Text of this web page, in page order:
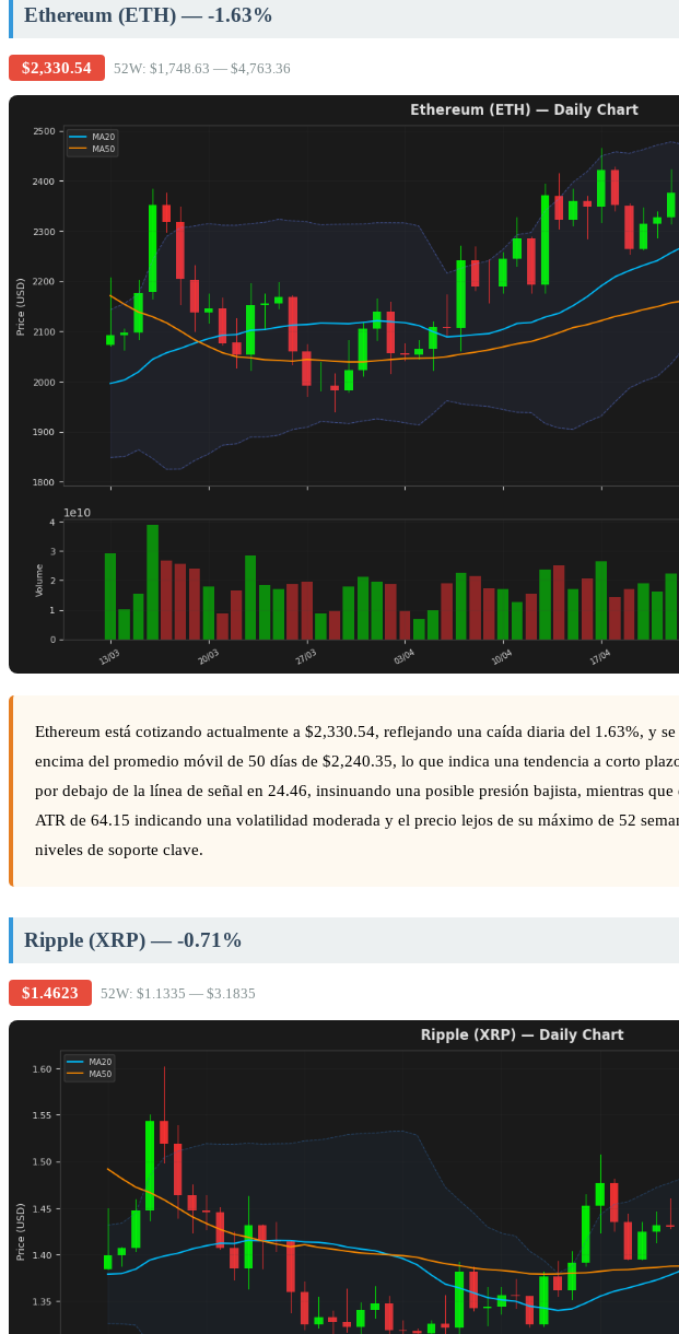
Ethereum (ETH) — -1.63%
$2,330.54 52W: $1,748.63 — $4,763.36
Ethereum está cotizando actualmente a $2,330.54, reflejando una caída diaria del 1.63%, y
encima del promedio móvil de 50 días de $2,240.35, lo que indica una tendencia a corto
por debajo de la línea de señal en 24.46, insinuando una posible presión bajista, mientras
ATR de 64.15 indicando una volatilidad moderada y el precio lejos de su máximo de 52
niveles de soporte clave.
Ripple (XRP) — -0.71%
$1.4623 52W: $1.1335 — $3.1835